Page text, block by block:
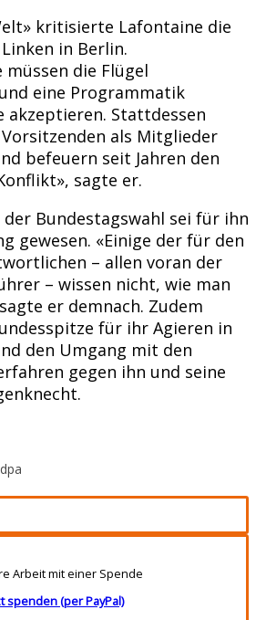
kritisierte Lafontaine die
in Berlin.
die Flügel
eine Programmatik
akzeptieren. Stattdessen
als Mitglieder
befeuern seit Jahren den
sagte er.
Bundestagswahl sei für ihn
gewesen. «Einige der für den
– allen voran der
– wissen nicht, wie man
er demnach. Zudem
für ihr Agieren in
den Umgang mit den
gegen ihn und seine
Arbeit mit einer Spende
spenden (per PayPal)